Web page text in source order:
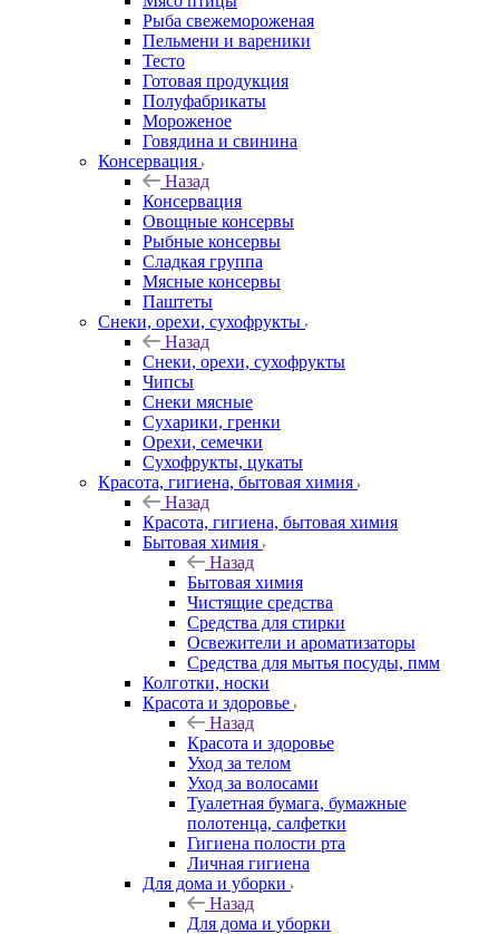
Рыба свежемороженая
Пельмени и вареники
Тесто
Готовая продукция
Полуфабрикаты
Мороженое
Говядина и свинина
Консервация
Назад
Консервация
Овощные консервы
Рыбные консервы
Сладкая группа
Мясные консервы
Паштеты
Снеки, орехи, сухофрукты
Назад
Снеки, орехи, сухофрукты
Чипсы
Снеки мясные
Сухарики, гренки
Орехи, семечки
Сухофрукты, цукаты
Красота, гигиена, бытовая химия
Назад
Красота, гигиена, бытовая химия
Бытовая химия
Назад
Бытовая химия
Чистящие средства
Средства для стирки
Освежители и ароматизаторы
Средства для мытья посуды, пмм
Колготки, носки
Красота и здоровье
Назад
Красота и здоровье
Уход за телом
Уход за волосами
Туалетная бумага, бумажные
полотенца, салфетки
Гигиена полости рта
Личная гигиена
Для дома и уборки
Назад
Для дома и уборки